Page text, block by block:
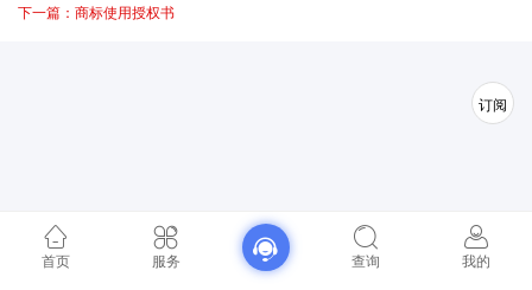
下一篇：商标使用授权书
首页 服务 查询 我的
订阅